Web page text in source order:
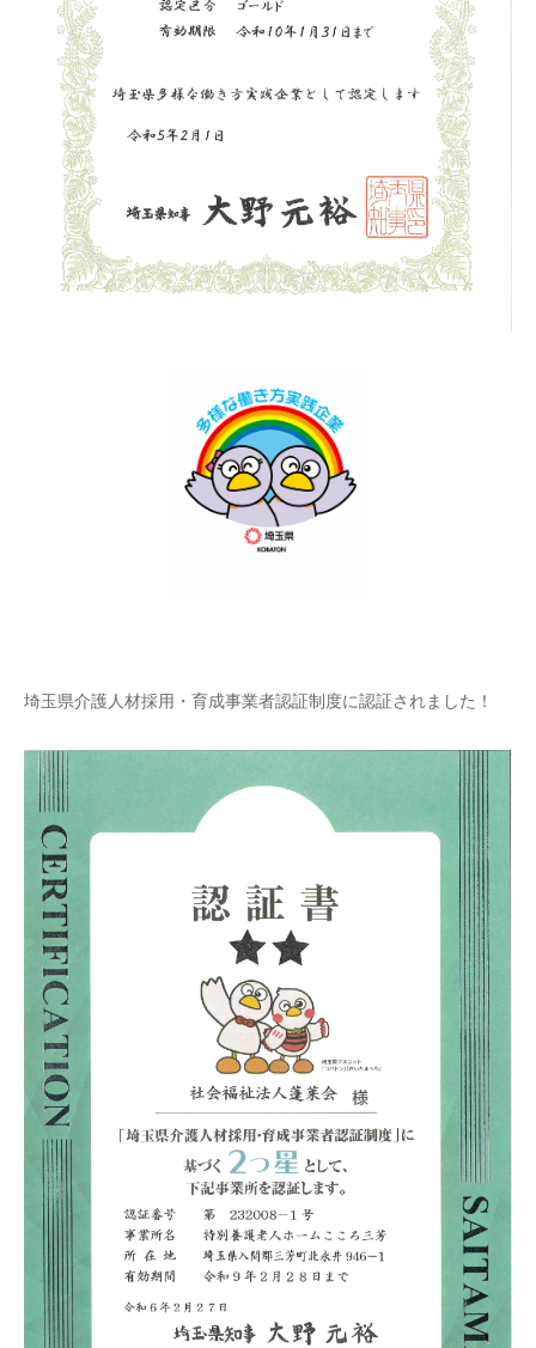
埼玉県介護人材採用・育成事業者認証制度に認証されました！